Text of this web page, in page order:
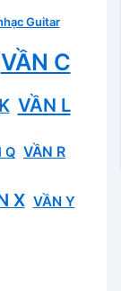
Guitar
VẦN C
VẦN L
Q VẦN R
X VẦN Y